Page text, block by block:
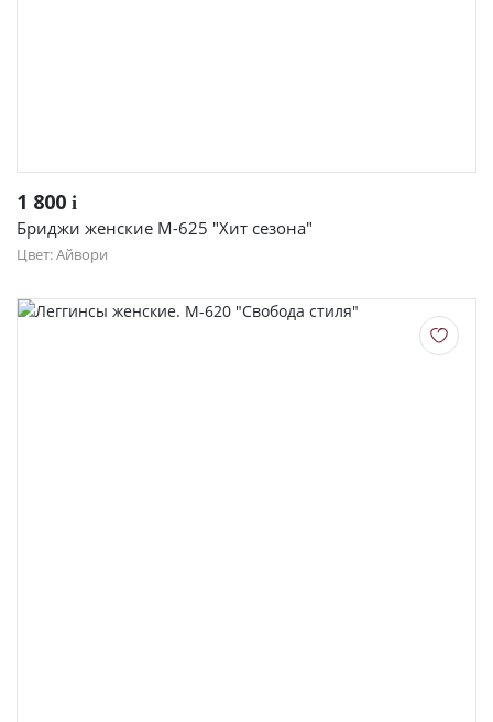
1 800 i
Бриджи женские М-625 "Хит сезона"
Цвет: Айвори